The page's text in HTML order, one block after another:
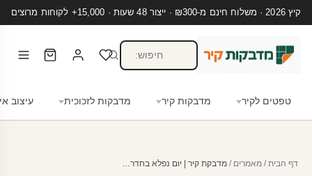
קיץ 2026 · משלוח חינם מ-₪300 · ייצור 48 שעות · 15,000+ לקוחות מרוצים
טפטים לקיר מדבקות קיר מדבקות לזכוכית עיצוב
דף הבית / מאמרים / מדבקת קיר | יום נפלא בחדר…